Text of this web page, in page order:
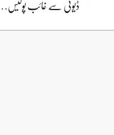
ڈیوٹی سے غائب پولیس…